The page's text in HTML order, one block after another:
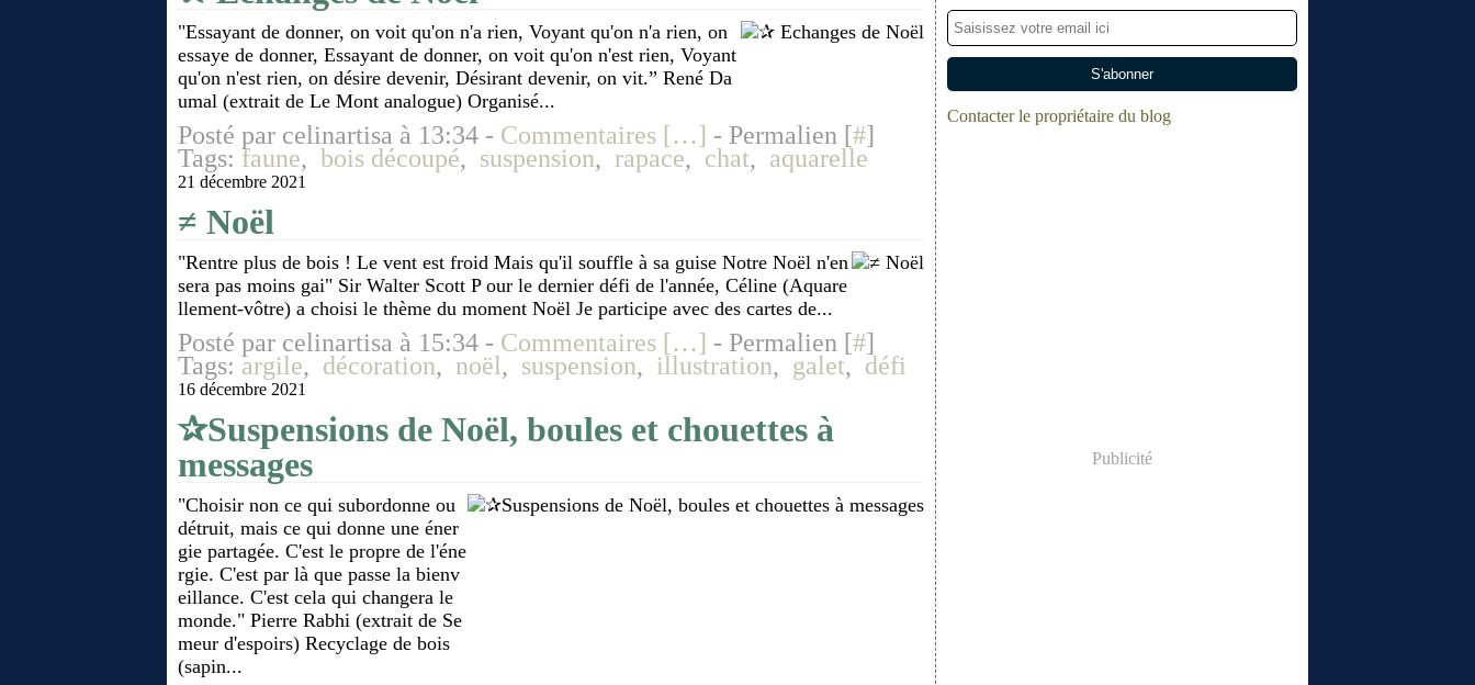
"Essayant de donner, on voit qu'on n'a rien, Voyant qu'on n'a rien, on
essaye de donner, Essayant de donner, on voit qu'on n'est rien, Voyant
qu'on n'est rien, on désire devenir, Désirant devenir, on vit.” René Da
umal (extrait de Le Mont analogue) Organisé...
Posté par celinartisa à 13:34 - Commentaires […] - Permalien [#]
Tags: faune, bois découpé, suspension, rapace, chat, aquarelle
21 décembre 2021
≠ Noël
"Rentre plus de bois ! Le vent est froid Mais qu'il souffle à sa guise Notre Noël n'en
sera pas moins gai" Sir Walter Scott P our le dernier défi de l'année, Céline (Aquare
llement-vôtre) a choisi le thème du moment Noël Je participe avec des cartes de...
Posté par celinartisa à 15:34 - Commentaires […] - Permalien [#]
Tags: argile, décoration, noël, suspension, illustration, galet, défi
16 décembre 2021
✰Suspensions de Noël, boules et chouettes à
messages
"Choisir non ce qui subordonne ou
détruit, mais ce qui donne une éner
gie partagée. C'est le propre de l'éne
rgie. C'est par là que passe la bienv
eillance. C'est cela qui changera le
monde." Pierre Rabhi (extrait de Se
meur d'espoirs) Recyclage de bois
(sapin...
Contacter le propriétaire du blog
Publicité